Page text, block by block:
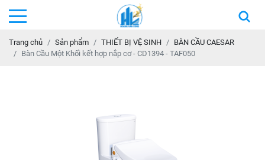
Trang chủ Sản phẩm THIẾT BỊ VỆ SINH
BÀN CẦU CAESAR
Bàn Cầu Một Khối kết hợp nắp cơ - CD1394 - TAF050